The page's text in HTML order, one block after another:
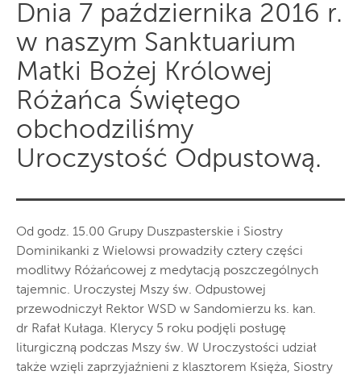
Dnia 7 października 2016 r.
w naszym Sanktuarium
Matki Bożej Królowej
Różańca Świętego
obchodziliśmy
Uroczystość Odpustową.
Od godz. 15.00 Grupy Duszpasterskie i Siostry
Dominikanki z Wielowsi prowadziły cztery części
modlitwy Różańcowej z medytacją poszczególnych
tajemnic. Uroczystej Mszy św. Odpustowej
przewodniczył Rektor WSD w Sandomierzu ks. kan.
dr Rafał Kułaga. Klerycy 5 roku podjęli posługę
liturgiczną podczas Mszy św. W Uroczystości udział
także wzięli zaprzyjaźnieni z klasztorem Księża, Siostry